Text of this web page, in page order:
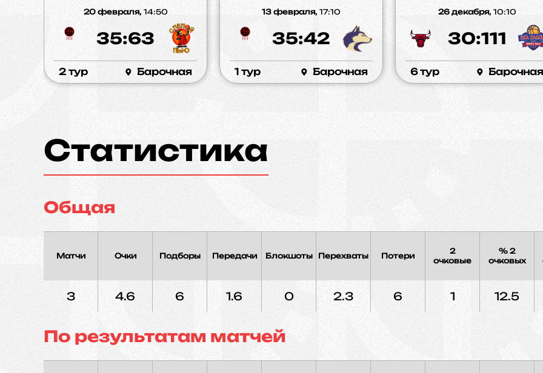
20 февраля, 14:50
35:63
2 тур Барочная
13 февраля, 17:10
35:42
1 тур Барочная
26 декабря, 10:10
30:111
6 тур Барочная
Статистика
Общая
Матчи Очки Подборы Передачи Блокшоты Перехваты Потери
2
очковые
% 2
очковых
3 4.6 6 1.6 0 2.3 6 1 12.5
По результатам матчей